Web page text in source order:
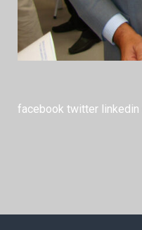
facebook twitter linkedin